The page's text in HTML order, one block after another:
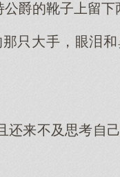
爵的靴子上留下
只大手，眼泪
还来不及思考自